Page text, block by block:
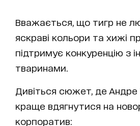
Вважається, що тигр не
яскраві кольори та хижі
підтримує конкуренцію з
тваринами.
Дивіться сюжет, де Андре
краще вдягнутися на
корпоратив: